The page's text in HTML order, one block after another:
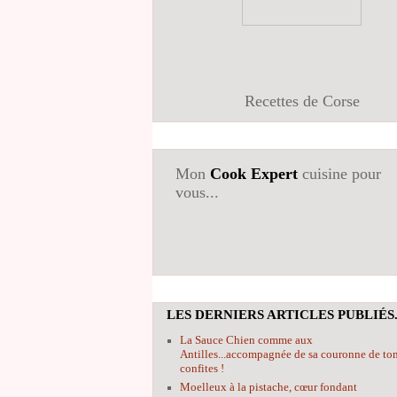
Recettes de Corse
Mon Cook Expert cuisine pour
vous...
LES DERNIERS ARTICLES
La Sauce Chien comme aux
Antilles...accompagnée de sa couronne de
confites !
Moelleux à la pistache, cœur fondant